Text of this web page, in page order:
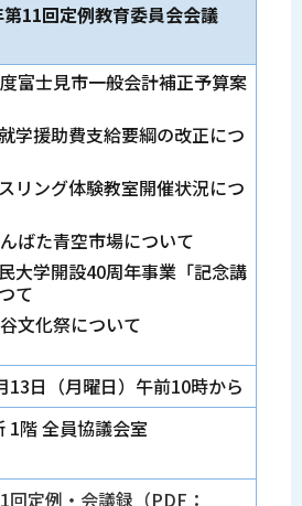
11回定例教育委員会会議
富士見市一般会計補正予算案
学援助費支給要綱の改正につ
リング体験教室開催状況につ
ばた青空市場について
大学開設40周年事業「記念講
て
文化祭について
13日（月曜日）午前10時から
1階 全員協議会室
回定例・会議録（PDF：